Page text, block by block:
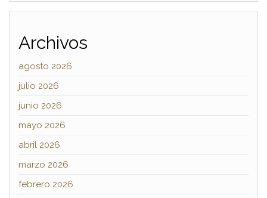
Archivos
agosto 2026
julio 2026
junio 2026
mayo 2026
abril 2026
marzo 2026
febrero 2026